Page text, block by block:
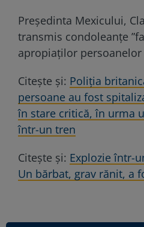
Președinta Mexicului,
transmis condoleanțe
apropiaților persoanelor
Citește și: Poliția
persoane au fost
în stare critică, în urma
într-un tren
Citește și: Explozie într-
Un bărbat, grav rănit, a